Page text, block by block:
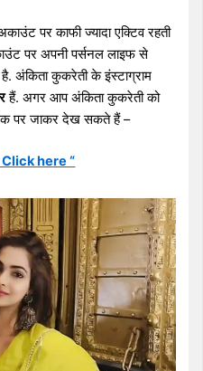
पर काफी ज्यादा एक्टिव रहती
पर अपनी पर्सनल लाइफ से
अंकिता कुकरेती के इंस्टाग्राम
हैं. अगर आप अंकिता कुकरेती को
पर जाकर देख सकते हैं –
Click here “